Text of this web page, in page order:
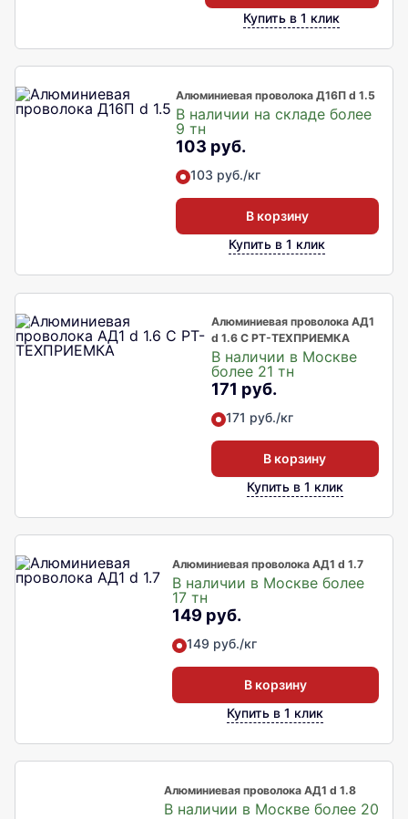
Купить в 1 клик
Алюминиевая проволока Д16П d 1.5
В наличии на складе более
9 тн
103 руб.
103 руб./кг
В корзину
Купить в 1 клик
Алюминиевая проволока АД1
d 1.6 С РТ-ТЕХПРИЕМКА
В наличии в Москве
более 21 тн
171 руб.
171 руб./кг
В корзину
Купить в 1 клик
Алюминиевая проволока АД1 d 1.7
В наличии в Москве более
17 тн
149 руб.
149 руб./кг
В корзину
Купить в 1 клик
Алюминиевая проволока АД1 d 1.8
В наличии в Москве более 20